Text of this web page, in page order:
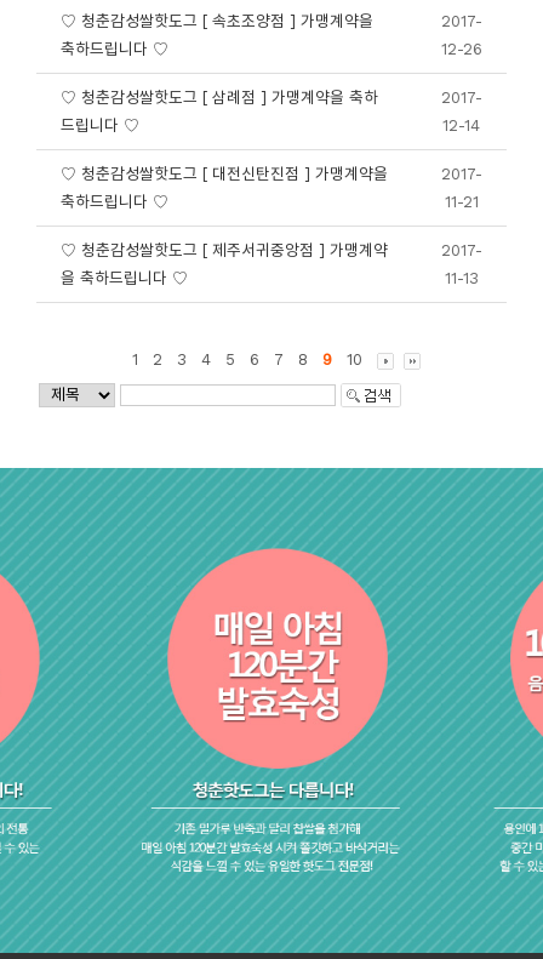
♡ 청춘감성쌀핫도그 [ 속초조양점 ] 가맹계약을
축하드립니다 ♡
2017-
12-26
♡ 청춘감성쌀핫도그 [ 삼례점 ] 가맹계약을 축하
드립니다 ♡
2017-
12-14
♡ 청춘감성쌀핫도그 [ 대전신탄진점 ] 가맹계약을
축하드립니다 ♡
2017-
11-21
♡ 청춘감성쌀핫도그 [ 제주서귀중앙점 ] 가맹계약
을 축하드립니다 ♡
2017-
11-13
1 2 3 4 5 6 7 8 9 10